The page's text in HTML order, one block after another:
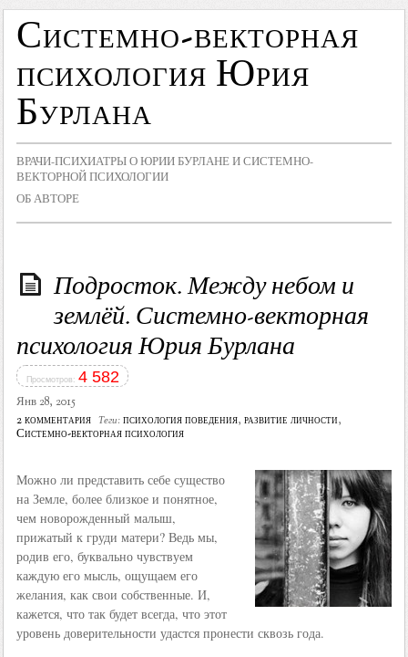
Системно-векторная
психология Юрия
Бурлана
ВРАЧИ-ПСИХИАТРЫ О ЮРИИ БУРЛАНЕ И СИСТЕМНО-
ВЕКТОРНОЙ ПСИХОЛОГИИ
ОБ АВТОРЕ
Подросток. Между небом и
землёй. Системно-векторная
психология Юрия Бурлана
Просмотров: 4 582
Янв 28, 2015
2 комментария Теги:психология поведения, развитие личности,
Системно-векторная психология
Можно ли представить себе существо
на Земле, более близкое и понятное,
чем новорожденный малыш,
прижатый к груди матери? Ведь мы,
родив его, буквально чувствуем
каждую его мысль, ощущаем его
желания, как свои собственные. И,
кажется, что так будет всегда, что этот
уровень доверительности удастся пронести сквозь года.